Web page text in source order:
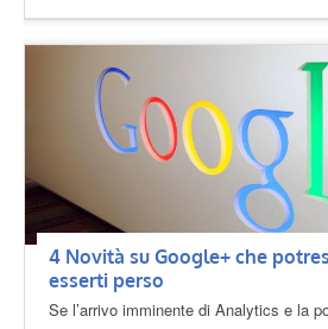
4 Novità su Google+ che
esserti perso
Se l’arrivo imminente di Analytics e la